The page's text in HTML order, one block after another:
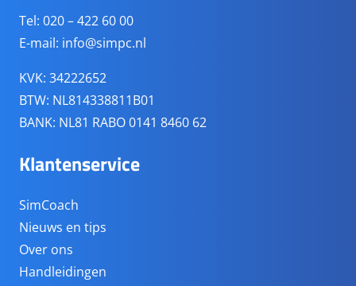
Tel: 020 – 422 60 00
E-mail: info@simpc.nl
KVK: 34222652
BTW: NL814338811B01
BANK: NL81 RABO 0141 8460 62
Klantenservice
SimCoach
Nieuws en tips
Over ons
Handleidingen